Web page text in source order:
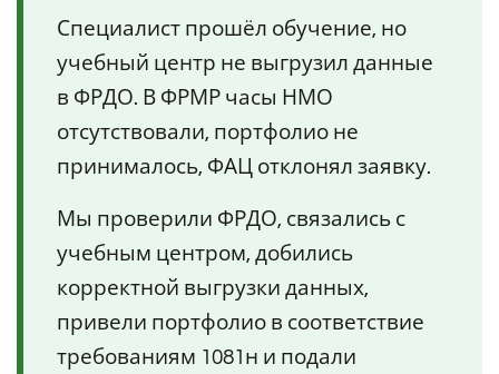
Специалист прошёл обучение, но
учебный центр не выгрузил данные
в ФРДО. В ФРМР часы НМО
отсутствовали, портфолио не
принималось, ФАЦ отклонял заявку.
Мы проверили ФРДО, связались с
учебным центром, добились
корректной выгрузки данных,
привели портфолио в соответствие
требованиям 1081н и подали